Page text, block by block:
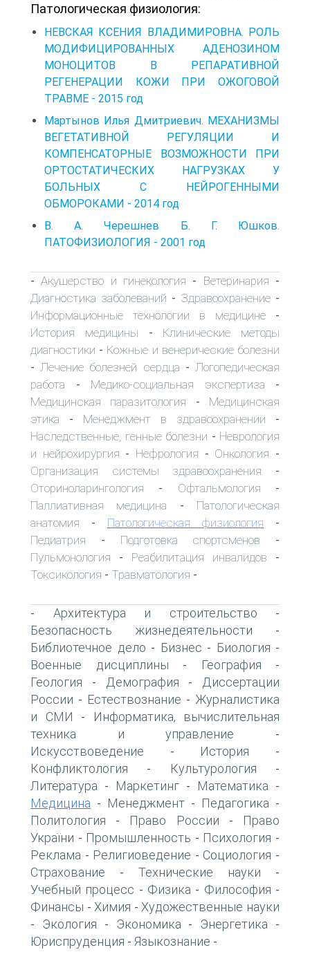
Патологическая физиология:
НЕВСКАЯ КСЕНИЯ ВЛАДИМИРОВНА. РОЛЬ
МОДИФИЦИРОВАННЫХ АДЕНОЗИНОМ
МОНОЦИТОВ В РЕПАРАТИВНОЙ
РЕГЕНЕРАЦИИ КОЖИ ПРИ ОЖОГОВОЙ
ТРАВМЕ - 2015 год
Мартынов Илья Дмитриевич. МЕХАНИЗМЫ
ВЕГЕТАТИВНОЙ РЕГУЛЯЦИИ И
КОМПЕНСАТОРНЫЕ ВОЗМОЖНОСТИ ПРИ
ОРТОСТАТИЧЕСКИХ НАГРУЗКАХ У
БОЛЬНЫХ C НЕЙРОГЕННЫМИ
ОБМОРОКАМИ - 2014 год
В. А. Черешнев Б. Г. Юшков.
ПАТОФИЗИОЛОГИЯ - 2001 год
-Акушерство и гинекология - Ветеринария -
Диагностика заболеваний - Здравоохранение -
Информационные технологии в медицине -
История медицины - Клинические методы
диагностики - Кожные и венерические болезни
- Лечение болезней сердца - Логопедическая
работа - Медико-социальная экспертиза -
Медицинская паразитология - Медицинская
этика - Менеджмент в здравоохранении -
Наследственные, генные болезни - Неврология
и нейрохирургия - Нефрология - Онкология -
Организация системы здравоохранения -
Оториноларингология - Офтальмология -
Паллиативная медицина - Патологическая
анатомия - Патологическая физиология -
Педиатрия - Подготовка спортсменов -
Пульмонология - Реабилитация инвалидов -
Токсикология - Травматология -
- Архитектура и строительство -
Безопасность жизнедеятельности -
Библиотечное дело - Бизнес - Биология -
Военные дисциплины - География -
Геология - Демография -
Диссертации
России - Естествознание - Журналистика
и СМИ -
Информатика, вычислительная
техника и управление -
Искусствоведение - История -
Конфликтология - Культурология -
Литература - Маркетинг - Математика -
Медицина - Менеджмент - Педагогика -
Политология - Право России -
Право
України - Промышленность - Психология -
Реклама - Религиоведение - Социология -
Страхование - Технические науки -
Учебный процесс - Физика - Философия -
Финансы - Химия - Художественные науки
- Экология - Экономика - Энергетика -
Юриспруденция - Языкознание -